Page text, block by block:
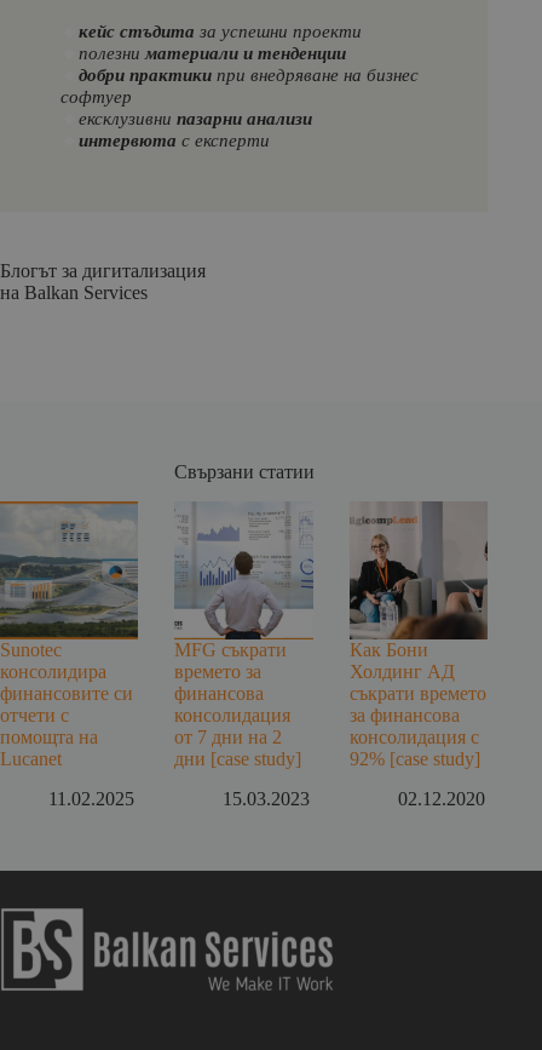
кейс стъдита за успешни проекти
полезниматериали и тенденции
добри практики при внедряване на бизнес
софтуер
ексклузивни пазарни анализи
интервюта с експерти
Блогът за дигитализация
на Balkan Services
Свързани статии
Sunotec
консолидира
финансовите си
отчети с
помощта на
Lucanet
11.02.2025
MFG съкрати
времето за
финансова
консолидация
от 7 дни на 2
дни [case study]
15.03.2023
Как Бони
Холдинг АД
съкрати времето
за финансова
консолидация с
92% [case study]
02.12.2020